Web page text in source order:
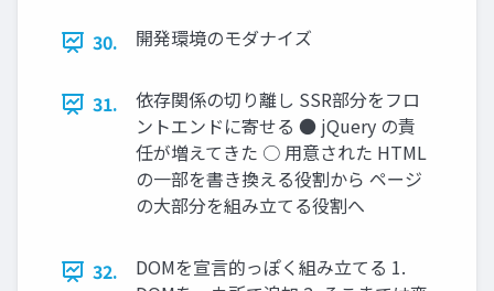
30. 開発環境のモダナイズ
31.
依存関係の切り離し SSR部分をフロ
ントエンドに寄せる ● jQuery の責
任が増えてきた ○ 用意された HTML
の一部を書き換える役割から ページ
の大部分を組み立てる役割へ
32.
DOMを宣言的っぽく組み立てる 1.